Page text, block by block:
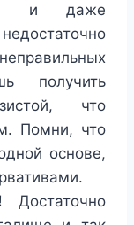
и даже
получить
что
Помни, что
основе,
Достаточно